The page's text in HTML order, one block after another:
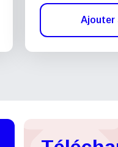
Ajouter